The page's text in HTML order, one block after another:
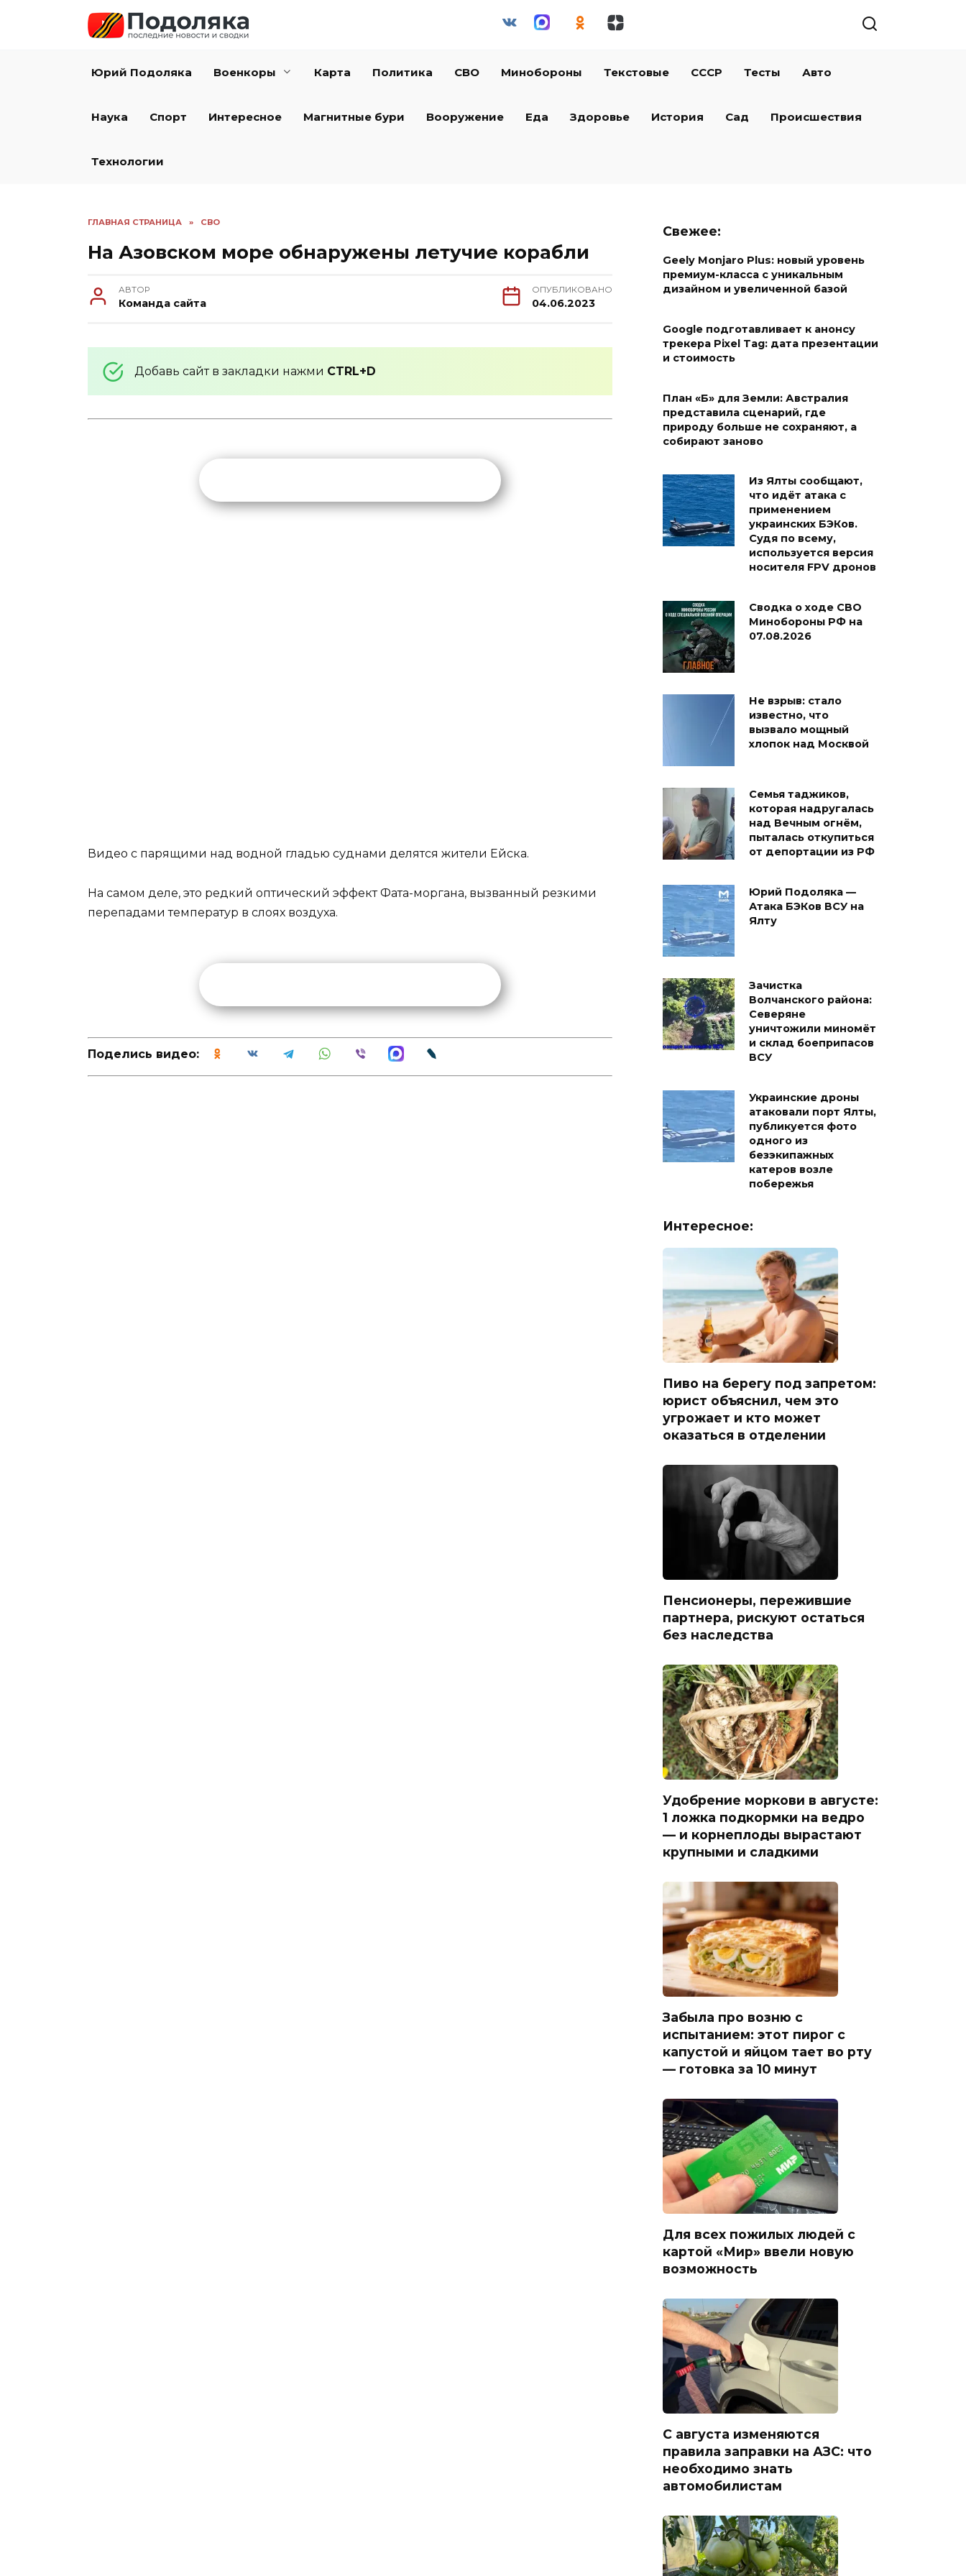
Юрий Подоляка Военкоры Карта Политика СВО Минобороны Текстовые СССР Тесты Авто
Наука Спорт Интересное Магнитные бури Вооружение Еда Здоровье История Сад Происшествия
Технологии
ГЛАВНАЯ СТРАНИЦА » СВО
На Азовском море обнаружены летучие корабли
АВТОР
Команда сайта
ОПУБЛИКОВАНО
04.06.2023
Добавь сайт в закладки нажми CTRL+D
Видео с парящими над водной гладью суднами делятся жители Ейска.
На самом деле, это редкий оптический эффект Фата-моргана, вызванный резкими
перепадами температур в слоях воздуха.
Поделись видео:
Свежее:
Geely Monjaro Plus: новый уровень
премиум-класса с уникальным
дизайном и увеличенной базой
Google подготавливает к анонсу
трекера Pixel Tag: дата презентации
и стоимость
План «Б» для Земли: Австралия
представила сценарий, где
природу больше не сохраняют, а
собирают заново
Из Ялты сообщают,
что идёт атака с
применением
украинских БЭКов.
Судя по всему,
используется версия
носителя FPV дронов
Сводка о ходе СВО
Минобороны РФ на
07.08.2026
Не взрыв: стало
известно, что
вызвало мощный
хлопок над Москвой
Семья таджиков,
которая надругалась
над Вечным огнём,
пыталась откупиться
от депортации из РФ
Юрий Подоляка —
Атака БЭКов ВСУ на
Ялту
Зачистка
Волчанского района:
Северяне
уничтожили миномёт
и склад боеприпасов
ВСУ
Украинские дроны
атаковали порт Ялты,
публикуется фото
одного из
безэкипажных
катеров возле
побережья
Интересное:
Пиво на берегу под запретом:
юрист объяснил, чем это
угрожает и кто может
оказаться в отделении
Пенсионеры, пережившие
партнера, рискуют остаться
без наследства
Удобрение моркови в августе:
1 ложка подкормки на ведро
— и корнеплоды вырастают
крупными и сладкими
Забыла про возню с
испытанием: этот пирог с
капустой и яйцом тает во рту
— готовка за 10 минут
Для всех пожилых людей с
картой «Мир» ввели новую
возможность
С августа изменяются
правила заправки на АЗС: что
необходимо знать
автомобилистам